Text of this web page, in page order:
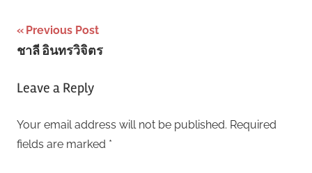
Post
navigation
Previous Post
ชาลี อินทรวิจิตร
Leave a Reply
Your email address will not be published. Required
fields are marked *